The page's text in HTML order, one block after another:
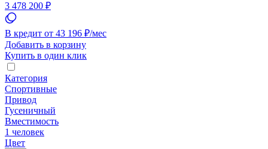
3 478 200 ₽
В кредит от 43 196 ₽/мес
Добавить в корзину
Купить в один клик
Категория
Спортивные
Привод
Гусеничный
Вместимость
1 человек
Цвет